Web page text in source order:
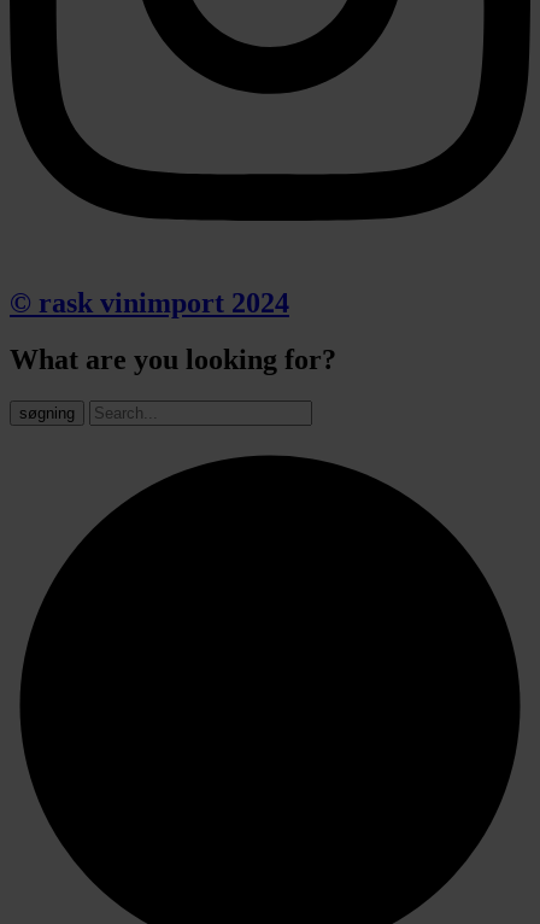
© rask vinimport 2024
What are you looking for?
søgning